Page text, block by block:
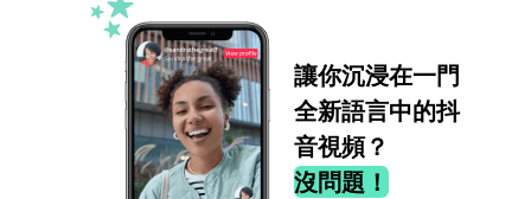
讓你沉浸在一門
全新語言中的抖
音視頻？
沒問題！